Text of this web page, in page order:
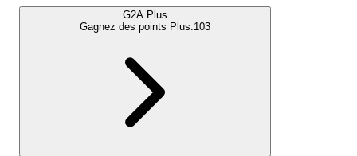
G2A Plus
Gagnez des points Plus:103